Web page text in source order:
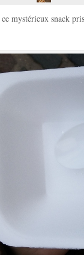
mystérieux snack